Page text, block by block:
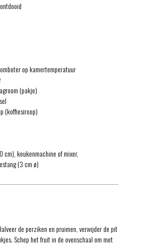
op kamertemperatuur
(pakje)
(koffiesiroop)
cm), keukenmachine of mixer,
(3 cm ø)
de perziken en pruimen, verwijder de pit
Schep het fruit in de ovenschaal om met